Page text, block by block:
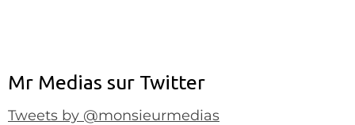
Mr Medias sur Twitter
Tweets by @monsieurmedias